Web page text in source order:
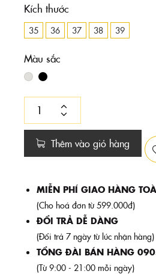
Kích thước
35 36 37 38 39
Màu sắc
Thêm vào giỏ hàng
MIỄN PHÍ GIAO HÀNG
(Cho hoá đơn từ 599.000đ)
ĐỔI TRẢ DỄ DÀNG
(Đổi trả 7 ngày từ lúc nhận hàng)
TỔNG ĐÀI BÁN HÀNG
(Từ 9:00 - 21:00 mỗi ngày)